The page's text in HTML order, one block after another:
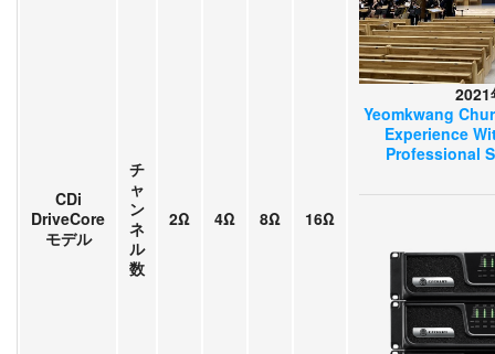
CDi
DriveCore
モデル
チ
ャ
ン
ネ
ル
数
2Ω 4Ω 8Ω 16Ω
2021
Yeomkwang
Experience
Professional